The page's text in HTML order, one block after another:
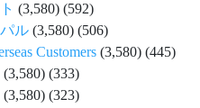
(3,580) (592)
ル (3,580) (506)
Customers (3,580) (445)
(3,580) (333)
(3,580) (323)